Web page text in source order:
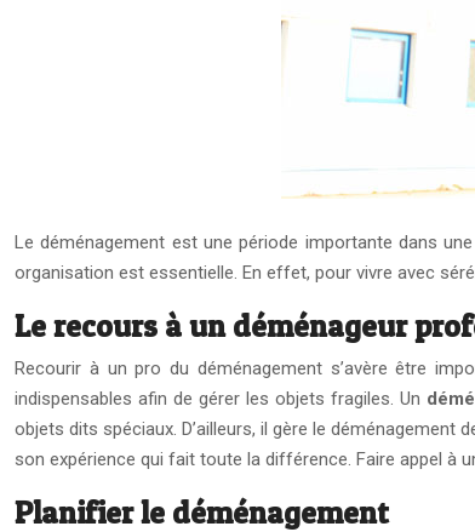
Le déménagement est une période importante dans
organisation est essentielle. En effet, pour vivre avec
Le recours à un déménageur
Recourir à un pro du déménagement s’avère être
indispensables afin de gérer les objets fragiles. Un
objets dits spéciaux. D’ailleurs, il gère le
son expérience qui fait toute la différence. Faire appel à
Planifier le déménagement